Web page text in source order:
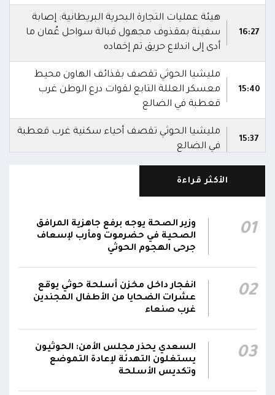
16:27
هيئة عمليات التجارة البحرية البريطانية: إصابة
سفينة بمقذوف مجهول قبالة سواحل عُمان ما
أدى إلى اندلاع حريق تم إخماده
15:40
مليشيا الحوثي تقصف بقذائف الهاون محيط
معسكر العللة التابع لقوات درع الوطن غرب
قعطبة في الضالع
15:37
مليشيا الحوثي تقصف أحياء سكنية غرب قعطبة
في الضالع
قصف حوثي عشوائي بالسلاح الثقيل يستهدف
محور تعز: تجدد الاشتباكات في مختلف الجبهات..
والجيش يقصف مواقع حوثية ويتصدى للمسيرات
06:06
على أي جبهة أو محور يُعد اعتداءً على جميع
الجبهات والمحاور التابعة للقوات المسلحة،
بمختلف تشكيلاتها ووحداتها ومنتسبيها
الأكثر قراءة
01
وزير الصحة يوجه برفع جاهزية المرافق
الصحية في حضرموت ومأرب لإسعاف
جرحى الهجوم الحوثي
02
انفجار داخل مخزن أسلحة حوثي يوقع
عشرات الضحايا من الأطفال المجندين
غرب صنعاء
03
السعدي يحذر مجلس الأمن: الحوثيون
يستغلون التهدئة لإعادة التموضع
وتكديس الأسلحة